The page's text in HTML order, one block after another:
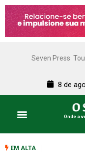
Seven Press
8 de
Onde a
EM ALTA